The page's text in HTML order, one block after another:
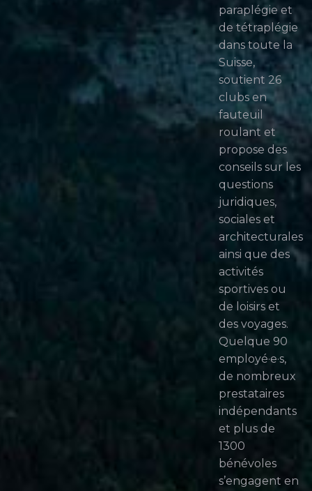
paraplégie et
de tétraplégie
dans toute la
Suisse,
soutient 26
clubs en
fauteuil
roulant et
propose des
conseils sur les
questions
juridiques,
sociales et
architecturales
ainsi que des
activités
sportives ou
de loisirs et
des voyages.
Quelque 90
employé·e·s,
de nombreux
prestataires
indépendants
et plus de
1300
bénévoles
s’engagent en